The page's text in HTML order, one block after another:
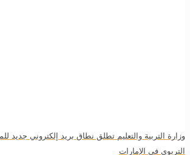
وزارة التربية والتعليم تطلق نطاق بريد إلكتروني جديد
التربوي في الإمارات